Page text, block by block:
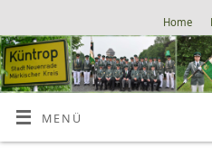
Home
MENÜ